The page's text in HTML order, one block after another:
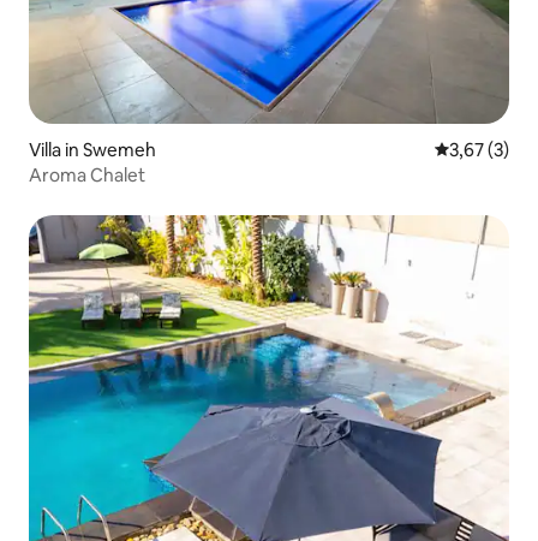
Villa in Swemeh
3,67 (3)
Aroma Chalet